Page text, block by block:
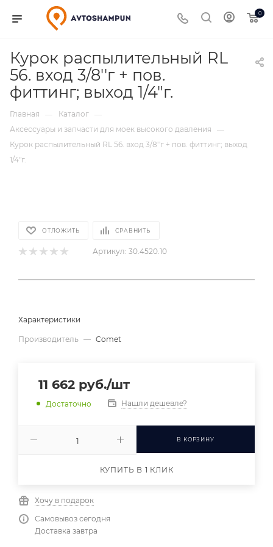
0
Курок распылительный RL
56. вход 3/8''г + пов.
фиттинг; выход 1/4"г.
Главная — Каталог —
Аксессуары и запчасти для моек высокого давления
—
Курок распылительный RL 56. вход 3/8''г + пов. фиттинг; выход
1/4"г.
ОТЛОЖИТЬ СРАВНИТЬ
Артикул: 30.4520.10
Характеристики
Производитель — Comet
11 662 руб./шт
Достаточно Нашли дешевле?
В КОРЗИНУ
КУПИТЬ В 1 КЛИК
Хочу в подарок
Самовывоз сегодня
Доставка завтра